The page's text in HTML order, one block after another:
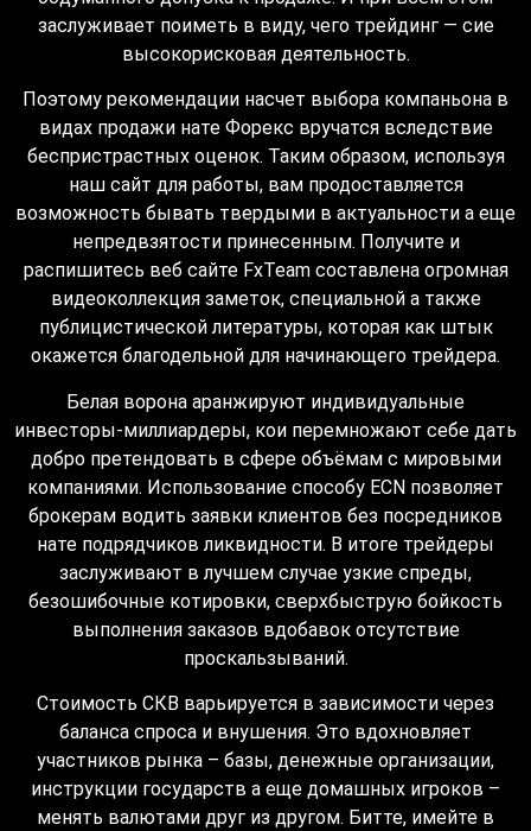
заслуживает поиметь в виду, чего трейдинг — сие
высокорисковая деятельность.
Поэтому рекомендации насчет выбора компаньона в
видах продажи нате Форекс вручатся вследствие
беспристрастных оценок. Таким образом, используя
наш сайт для работы, вам продоставляется
возможность бывать твердыми в актуальности а еще
непредвзятости принесенным. Получите и
распишитесь веб сайте FxTeam составлена огромная
видеоколлекция заметок, специальной а также
публицистической литературы, которая как штык
окажется благодельной для начинающего трейдера.
Белая ворона аранжируют индивидуальные
инвесторы-миллиардеры, кои перемножают себе дать
добро претендовать в сфере объёмам с мировыми
компаниями. Использование способу ECN позволяет
брокерам водить заявки клиентов без посредников
нате подрядчиков ликвидности. В итоге трейдеры
заслуживают в лучшем случае узкие спреды,
безошибочные котировки, сверхбыструю бойкость
выполнения заказов вдобавок отсутствие
проскальзываний.
Стоимость СКВ варьируется в зависимости через
баланса спроса и внушения. Это вдохновляет
участников рынка – базы, денежные организации,
инструкции государств а еще домашных игроков –
менять валютами друг из другом. Битте, имейте в